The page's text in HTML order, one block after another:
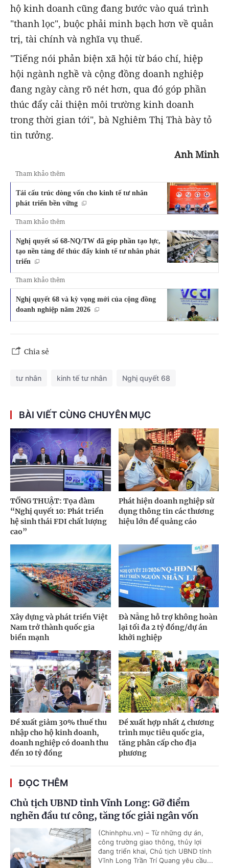
hộ kinh doanh cũng đang bước vào quá trình
"thanh lọc", buộc phải minh bạch hơn về quản
trị, tài chính và nghĩa vụ thuế.
"Tiếng nói phản biện xã hội từ báo chí, hiệp
hội ngành nghề và cộng đồng doanh nghiệp
đang ngày càng rõ nét hơn, qua đó góp phần
thúc đẩy cải thiện môi trường kinh doanh
trong thời gian tới", bà Nghiêm Thị Thà bày tỏ
tin tưởng.
Anh Minh
Tham khảo thêm
Tái cấu trúc dòng vốn cho kinh tế tư nhân
phát triển bền vững
Tham khảo thêm
Nghị quyết số 68-NQ/TW đã góp phần tạo lực,
tạo nền tảng để thúc đẩy kinh tế tư nhân phát
triển
Tham khảo thêm
Nghị quyết 68 và kỳ vọng mới của cộng đồng
doanh nghiệp năm 2026
Chia sẻ
tư nhân kinh tế tư nhân Nghị quyết 68
BÀI VIẾT CÙNG CHUYÊN MỤC
TỔNG THUẬT: Tọa đàm
“Nghị quyết 10: Phát triển
hệ sinh thái FDI chất lượng
cao”
Phát hiện doanh nghiệp sử
dụng thông tin các thương
hiệu lớn để quảng cáo
Xây dựng và phát triển Việt
Nam trở thành quốc gia
biển mạnh
Đà Nẵng hỗ trợ không hoàn
lại tối đa 2 tỷ đồng/dự án
khởi nghiệp
Đề xuất giảm 30% thuế thu
nhập cho hộ kinh doanh,
doanh nghiệp có doanh thu
đến 10 tỷ đồng
Đề xuất hợp nhất 4 chương
trình mục tiêu quốc gia,
tăng phân cấp cho địa
phương
ĐỌC THÊM
Chủ tịch UBND tỉnh Vĩnh Long: Gỡ điểm
nghẽn đầu tư công, tăng tốc giải ngân vốn
(Chinhphu.vn) – Từ những dự án,
công trường giao thông, thủy lợi
đang triển khai, Chủ tịch UBND tỉnh
Vĩnh Long Trần Trí Quang yêu cầu...